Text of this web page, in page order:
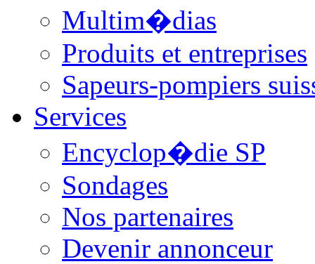
Multim�dias
Produits et entreprises
Sapeurs-pompiers
Services
Encyclop�die SP
Sondages
Nos partenaires
Devenir annonceur